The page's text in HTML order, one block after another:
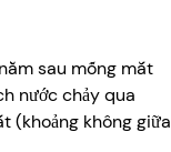
sau mống mắt
nước chảy qua
(khoảng không giữa